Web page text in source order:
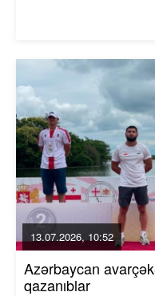
13.07.2026, 10:52
Azərbaycan
qazanıblar